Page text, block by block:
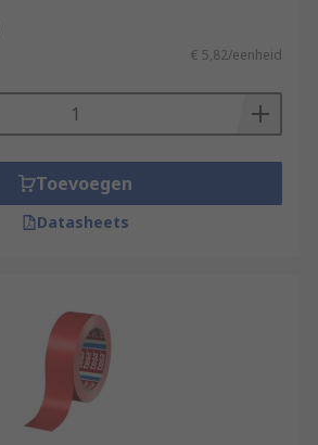
€ 5,82/eenheid
Toevoegen
Datasheets